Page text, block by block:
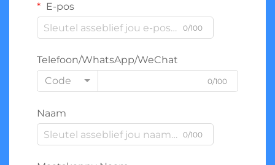
E-pos
0/100
Telefoon/WhatsApp/WeChat
Code
0/100
Naam
0/100